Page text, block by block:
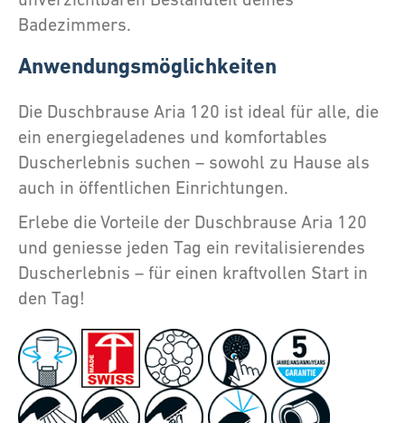
Badezimmers.
Anwendungsmöglichkeiten
Die Duschbrause Aria 120 ist ideal für alle, die
ein energiegeladenes und komfortables
Duscherlebnis suchen – sowohl zu Hause als
auch in öffentlichen Einrichtungen.
Erlebe die Vorteile der Duschbrause Aria 120
und geniesse jeden Tag ein revitalisierendes
Duscherlebnis – für einen kraftvollen Start in
den Tag!